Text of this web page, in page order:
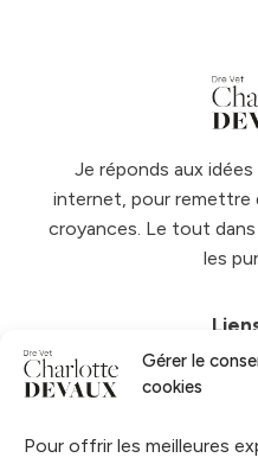
Gérer le
cookies
Pour offrir les meilleures
Je réponds aux
internet, pour remettre
croyances. Le tout
les